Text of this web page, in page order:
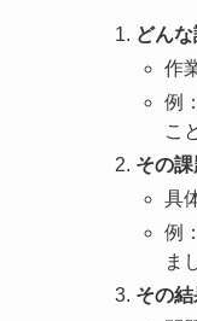
どん
作
例
こ
その
具
例
ま
その